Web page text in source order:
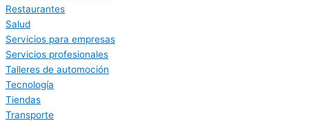
Restaurantes
Salud
Servicios para empresas
Servicios profesionales
Talleres de automoción
Tecnología
Tiendas
Transporte